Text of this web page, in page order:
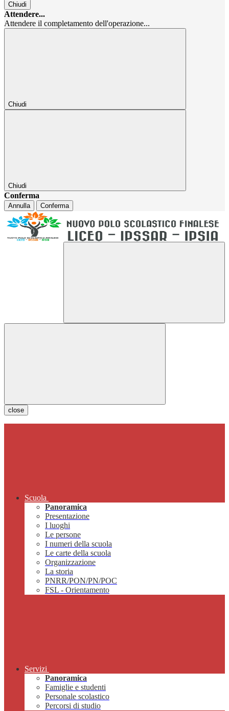
Chiudi
Attendere...
Attendere il completamento dell'operazione...
Chiudi
Chiudi
Conferma
Annulla Conferma
close
Scuola
Panoramica
Presentazione
I luoghi
Le persone
I numeri della scuola
Le carte della scuola
Organizzazione
La storia
PNRR/PON/PN/POC
FSL - Orientamento
Servizi
Panoramica
Famiglie e studenti
Personale scolastico
Percorsi di studio